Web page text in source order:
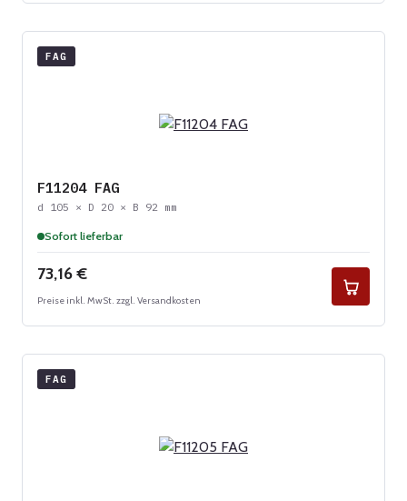
FAG
F11204 FAG
d 105 × D 20 × B 92 mm
Sofort lieferbar
Regulärer Preis:
73,16 €
Preise inkl. MwSt. zzgl. Versandkosten
FAG